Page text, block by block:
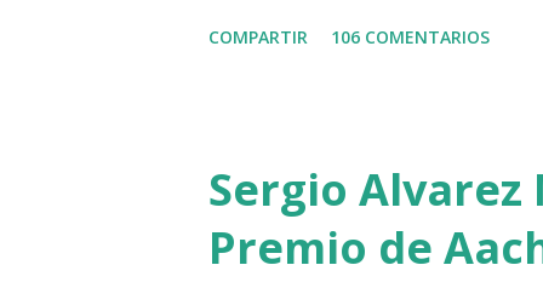
QUERLYBET HERO -
BREEN 9 JALLA DE
COMPARTIR 106 COMENTARIOS
Sergio Alvarez
Premio de